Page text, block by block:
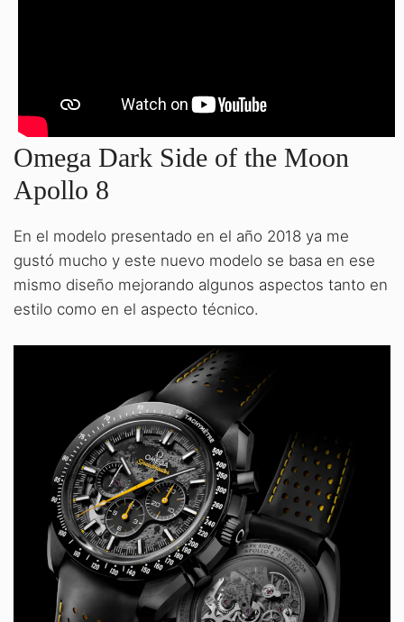
Omega Dark Side of the Moon
Apollo 8
En el modelo presentado en el año 2018 ya me
gustó mucho y este nuevo modelo se basa en ese
mismo diseño mejorando algunos aspectos tanto en
estilo como en el aspecto técnico.